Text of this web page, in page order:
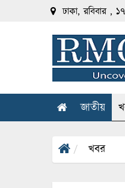
ঢাকা, রবিবার ,
জাতীয়
খবর